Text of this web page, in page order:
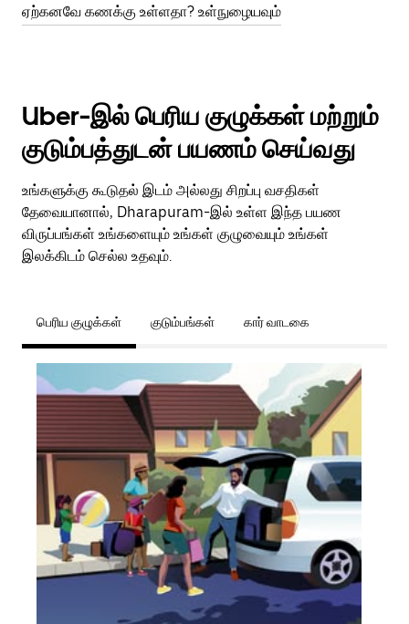
ஏற்கனவே கணக்கு உள்ளதா? உள்நுழையவும்
Uber-இல் பெரிய குழுக்கள் மற்றும்
குடும்பத்துடன் பயணம் செய்வது
உங்களுக்கு கூடுதல் இடம் அல்லது சிறப்பு வசதிகள்
தேவையானால், Dharapuram-இல் உள்ள இந்த பயண
விருப்பங்கள் உங்களையும் உங்கள் குழுவையும் உங்கள்
இலக்கிடம் செல்ல உதவும்.
பெரிய குழுக்கள் குடும்பங்கள் கார் வாடகை